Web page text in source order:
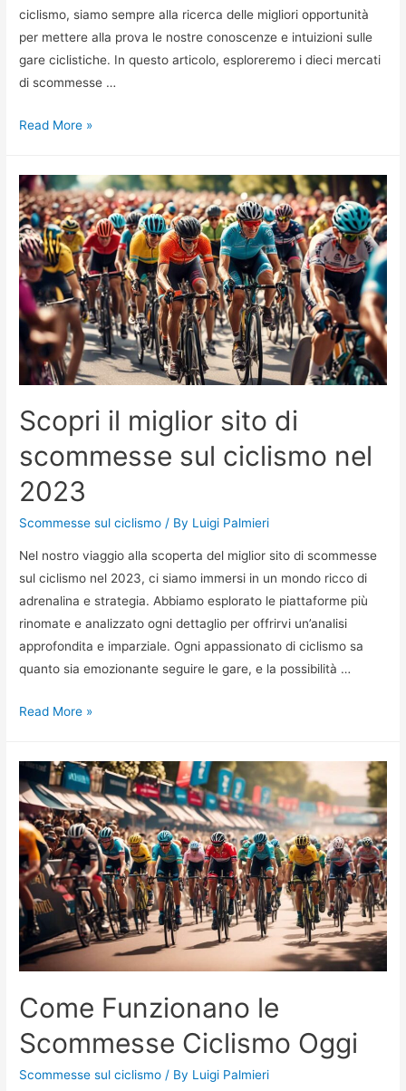
ciclismo, siamo sempre alla ricerca delle migliori opportunità
per mettere alla prova le nostre conoscenze e intuizioni sulle
gare ciclistiche. In questo articolo, esploreremo i dieci mercati
di scommesse …
Top
Scommesse
Ciclismo
Più
Popolari
Read More »
Scopri il miglior sito di
scommesse sul ciclismo nel
2023
Scommesse sul ciclismo / By Luigi Palmieri
Nel nostro viaggio alla scoperta del miglior sito di scommesse
sul ciclismo nel 2023, ci siamo immersi in un mondo ricco di
adrenalina e strategia. Abbiamo esplorato le piattaforme più
rinomate e analizzato ogni dettaglio per offrirvi un’analisi
approfondita e imparziale. Ogni appassionato di ciclismo sa
quanto sia emozionante seguire le gare, e la possibilità …
Scopri
sito
di
scommesse
sul
ciclismo
nel
2023
Read More »
Come Funzionano le
Scommesse Ciclismo Oggi
Scommesse sul ciclismo / By Luigi Palmieri